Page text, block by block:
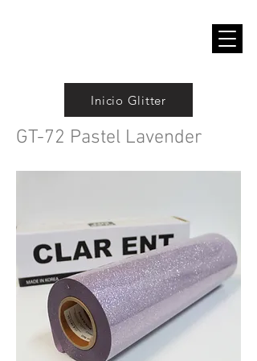
Inicio Glitter
GT-72 Pastel Lavender